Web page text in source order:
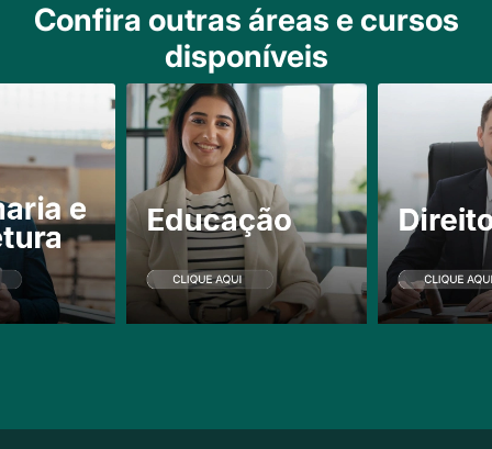
Confira outras áreas e cursos
disponíveis